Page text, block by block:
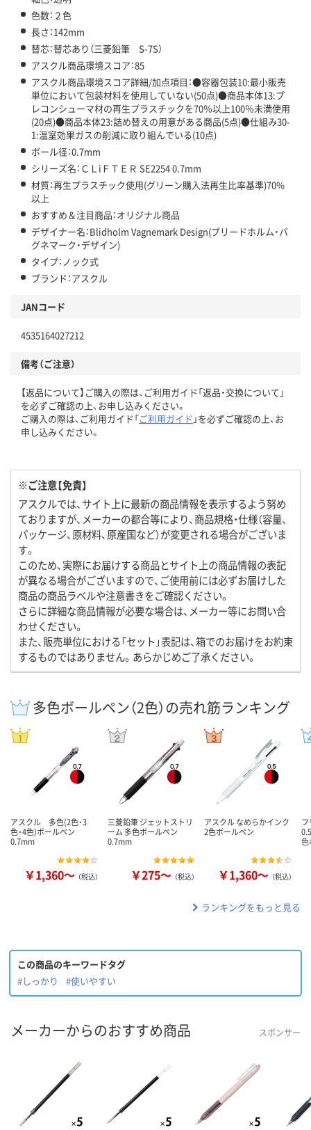
色数：２色
長さ：142mm
替芯：替芯あり（三菱鉛筆 S-7S）
アスクル商品環境スコア：85
アスクル商品環境スコア詳細/加点項目：●容器包装10:最小販売
単位において包装材料を使用していない(50点)●商品本体13:プ
レコンシューマ材の再生プラスチックを70％以上100％未満使用
(20点)●商品本体23:詰め替えの用意がある商品(5点)●仕組み30-
1:温室効果ガスの削減に取り組んでいる(10点)
ボール径：0.7mm
シリーズ名：ＣＬiＦＴＥＲ SE2254 0.7mm
材質：再生プラスチック使用(グリーン購入法再生比率基準)70%
以上
おすすめ＆注目商品：オリジナル商品
デザイナー名：Blidholm Vagnemark Design(ブリードホルム・バ
グネマーク・デザイン)
タイプ：ノック式
ブランド：アスクル
JANコード
4535164027212
備考（ご注意）
【返品について】ご購入の際は、ご利用ガイド「返品・交換について」
を必ずご確認の上、お申し込みください。
ご購入の際は、ご利用ガイド「ご利用ガイド 」を必ずご確認の上、お
申し込みください。
※ご注意【免責】
アスクルでは、サイト上に最新の商品情報を表示するよう努め
ておりますが、メーカーの都合等により、商品規格・仕様（容量、
パッケージ、原材料、原産国など）が変更される場合がございま
す。
このため、実際にお届けする商品とサイト上の商品情報の表記
が異なる場合がございますので、ご使用前には必ずお届けした
商品の商品ラベルや注意書きをご確認ください。
さらに詳細な商品情報が必要な場合は、メーカー等にお問い合
わせください。
また、販売単位における「セット」表記は、箱でのお届けをお約束
するものではありません。あらかじめご了承ください。
多色ボールペン（2色）の売れ筋ランキング
アスクル 多色(2色・3
色・4色)ボールペン
0.7mm
￥1,360～ （税込）
三菱鉛筆 ジェットストリ
ーム 多色ボールペン
0.7mm
￥275～ （税込）
アスクル なめらかインク
2色ボールペン
￥1,360～ （税込）
色
ランキングをもっと見る
この商品のキーワードタグ
#しっかり
#使いやすい
メーカーからのおすすめ商品 スポンサー